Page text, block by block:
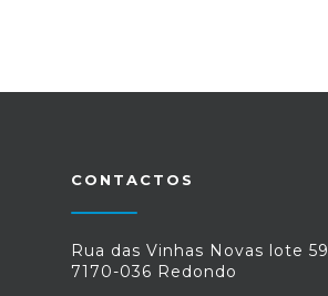
CONTACTOS
Rua das Vinhas Novas lote 59
7170-036 Redondo